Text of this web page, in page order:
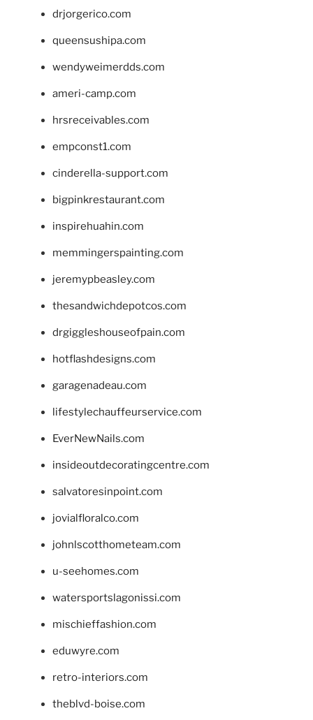
drjorgerico.com
queensushipa.com
wendyweimerdds.com
ameri-camp.com
hrsreceivables.com
empconst1.com
cinderella-support.com
bigpinkrestaurant.com
inspirehuahin.com
memmingerspainting.com
jeremypbeasley.com
thesandwichdepotcos.com
drgiggleshouseofpain.com
hotflashdesigns.com
garagenadeau.com
lifestylechauffeurservice.com
EverNewNails.com
insideoutdecoratingcentre.com
salvatoresinpoint.com
jovialfloralco.com
johnlscotthometeam.com
u-seehomes.com
watersportslagonissi.com
mischieffashion.com
eduwyre.com
retro-interiors.com
theblvd-boise.com